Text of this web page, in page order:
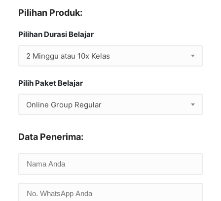
Pilihan Produk:
Pilihan Durasi Belajar
2 Minggu atau 10x Kelas
Pilih Paket Belajar
Online Group Regular
Data Penerima: